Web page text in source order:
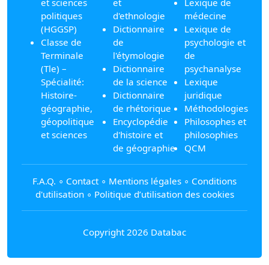
politiques
(HGGSP)
Classe de
Terminale
(Tle) –
Spécialité:
Histoire-
géographie,
géopolitique
et sciences
d'ethnologie
Dictionnaire
de
l'étymologie
Dictionnaire
de la science
Dictionnaire
de rhétorique
Encyclopédie
d'histoire et
de géographie
médecine
Lexique de
psychologie et
de
psychanalyse
Lexique
juridique
Méthodologies
Philosophes et
philosophies
QCM
F.A.Q. ∘ Contact ∘ Mentions légales ∘ Conditions
d'utilisation∘ Politique d’utilisation des cookies
Copyright 2026 Databac